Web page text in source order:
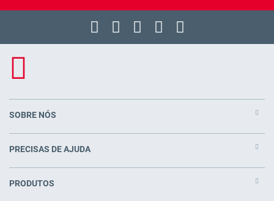
SOBRE NÓS
PRECISAS DE AJUDA
PRODUTOS